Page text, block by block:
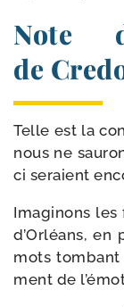
Note
de
Telle est la
nous ne
ci seraient
Imaginons
d’Orléans,
mots
ment de